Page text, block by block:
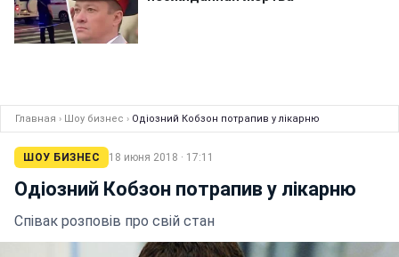
Главная › Шоу бизнес › Одіозний Кобзон потрапив у лікарню
ШОУ БИЗНЕС 18 июня 2018 · 17:11
Одіозний Кобзон потрапив у лікарню
Співак розповів про свій стан